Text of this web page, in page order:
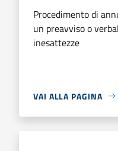
Procedimento di
un preavviso o
inesattezze
VAI ALLA PAGINA